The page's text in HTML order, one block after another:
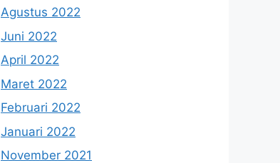
Agustus 2022
Juni 2022
April 2022
Maret 2022
Februari 2022
Januari 2022
November 2021